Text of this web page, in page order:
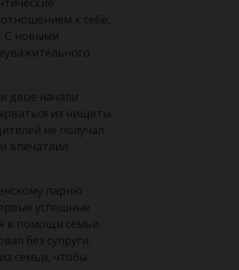
к себе,
С новыми
двое начали
из нищеты.
не получал.
впечатлил
парню
успешные
в помощи семьи
без супруги.
семьи, чтобы